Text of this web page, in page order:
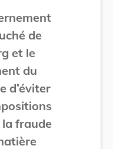
de
et le
du
d’éviter
fraude